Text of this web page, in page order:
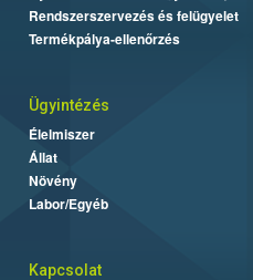
Rendszerszervezés és felügyelet
Termékpálya-ellenőrzés
Ügyintézés
Élelmiszer
Állat
Növény
Labor/Egyéb
Kapcsolat